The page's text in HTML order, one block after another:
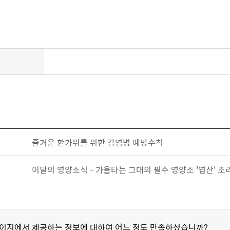
즐거운 한가위를 위한 감염병 예방수칙
이달의 영양소식 - 가을타는 그대의 필수 영양소 '엽산' 조
지에서 제공하는 정보에 대하여 어느 정도 만족하셨습니까?